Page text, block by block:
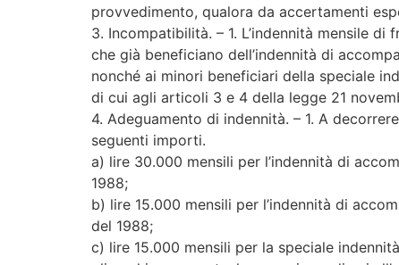
provvedimento, qualora da accertamenti
3. Incompatibilità. – 1. L’indennità mensile
che già beneficiano dell’indennità di
nonché ai minori beneficiari della speciale
di cui agli articoli 3 e 4 della legge 21
4. Adeguamento di indennità. – 1. A
seguenti importi.
a) lire 30.000 mensili per l’indennità di
1988;
b) lire 15.000 mensili per l’indennità di
del 1988;
c) lire 15.000 mensili per la speciale